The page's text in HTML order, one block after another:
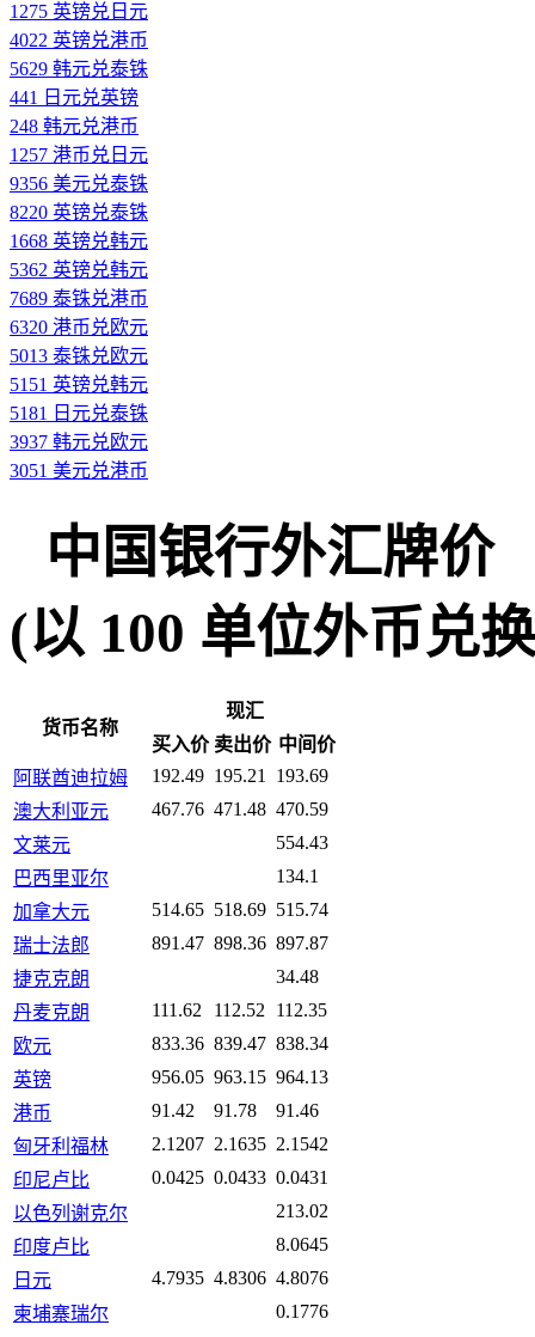
1275 英镑兑日元
4022 英镑兑港币
5629 韩元兑泰铢
441 日元兑英镑
248 韩元兑港币
1257 港币兑日元
9356 美元兑泰铢
8220 英镑兑泰铢
1668 英镑兑韩元
5362 英镑兑韩元
7689 泰铢兑港币
6320 港币兑欧元
5013 泰铢兑欧元
5151 英镑兑韩元
5181 日元兑泰铢
3937 韩元兑欧元
3051 美元兑港币
中国银行外汇牌价
(以 100 单位外币兑
货币名称
现汇
买入价 卖出价 中间价
阿联酋迪拉姆
192.49 195.21
193.69
澳大利亚元
467.76 471.48 470.59
文莱元
554.43
巴西里亚尔
134.1
加拿大元
514.65 518.69 515.74
瑞士法郎
891.47 898.36 897.87
捷克克朗
34.48
丹麦克朗
111.62 112.52
112.35
欧元
833.36 839.47 838.34
英镑
956.05 963.15 964.13
港币
91.42 91.78
91.46
匈牙利福林
2.1207 2.1635 2.1542
印尼卢比
0.0425 0.0433 0.0431
以色列谢克尔
213.02
印度卢比
8.0645
日元
4.7935 4.8306 4.8076
柬埔寨瑞尔
0.1776